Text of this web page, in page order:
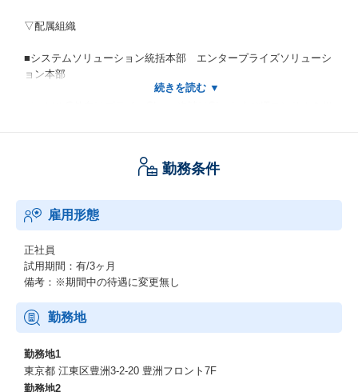
▽配属組織
■システムソリューション統括本部 エンタープライズソリューシ
ョン本部
企画から、提案、要件定義、設計・構築、運用保守まで一気通貫
の裁量あるサービス提供を行っております。（※営業ミッション
既存顧客を中長期的に深掘りするプロジェクトもあれば、新規開
拓しながらプロジェクト展開するポジションもあります。
■配属部門
エンタープライズソリューション本部のPL/TL系ポジションにて、
配属先は、Global Bridge部・ITサービス部・モビリティソリュー
ション部・リモートサービス部・エンタープライズソリューショ
ン本部直轄のいずれかを予定しています。
＜対象ポジション例＞
勤務条件
雇用形態
正社員
試用期間：有/3ヶ月
備考：※期間中の待遇に変更無し
勤務地
勤務地1
東京都 江東区豊洲3-2-20 豊洲フロント7F
勤務地2